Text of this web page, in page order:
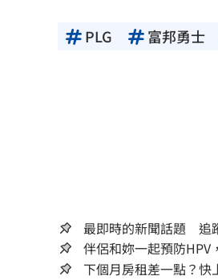
PLG 富邦勇士
最即時的新聞話題 追
伴侶和妳一起預防HPV
下個月房租差一點？快